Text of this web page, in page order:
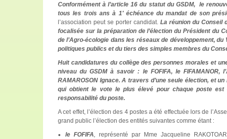
Conformément à l’article 16 du statut du GSDM, le
tous les trois ans à 1′ échéance du mandat de son
l’association peut se porter candidat. La réunion du Conseil
focalisée sur la préparation de l’élection du Président du
de l’Agro-écologie dans les réseaux de développement,
politiques publics et du tiers des simples membres du
Huit candidatures du collège des personnes morales et
niveau du GSDM à savoir : le FOFIFA, le FIFAMANOR,
RAMAROSON Ignace. A travers d’une seule élection, et
qui obtient le vote le plus élevé pour chaque poste
responsabilité du poste.
A cet effet, l’élection des 4 postes a été effectuée lors de
grand public l’élection des entités suivantes comme étant :
le FOFIFA
représenté par Mme Jacqueline